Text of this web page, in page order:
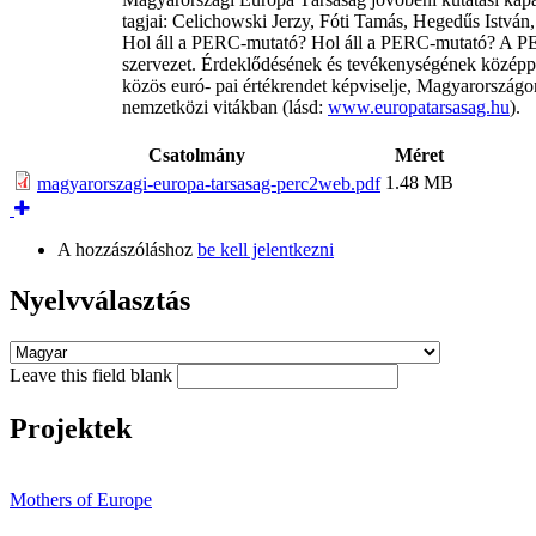
tagjai: Celichowski Jerzy, Fóti Tamás, Hegedűs
Hol áll a PERC-mutató? Hol áll a PERC-mutató? A
szervezet. Érdeklődésének és tevékenységének
közös euró- pai értékrendet képviselje,
nemzetközi vitákban (lásd: www.europatarsasag.hu).
Csatolmány
Méret
magyarorszagi-europa-tarsasag-perc2web.pdf 1.48 MB
A hozzászóláshoz be kell jelentkezni
Nyelvválasztás
Leave this field blank
Projektek
Mothers of Europe